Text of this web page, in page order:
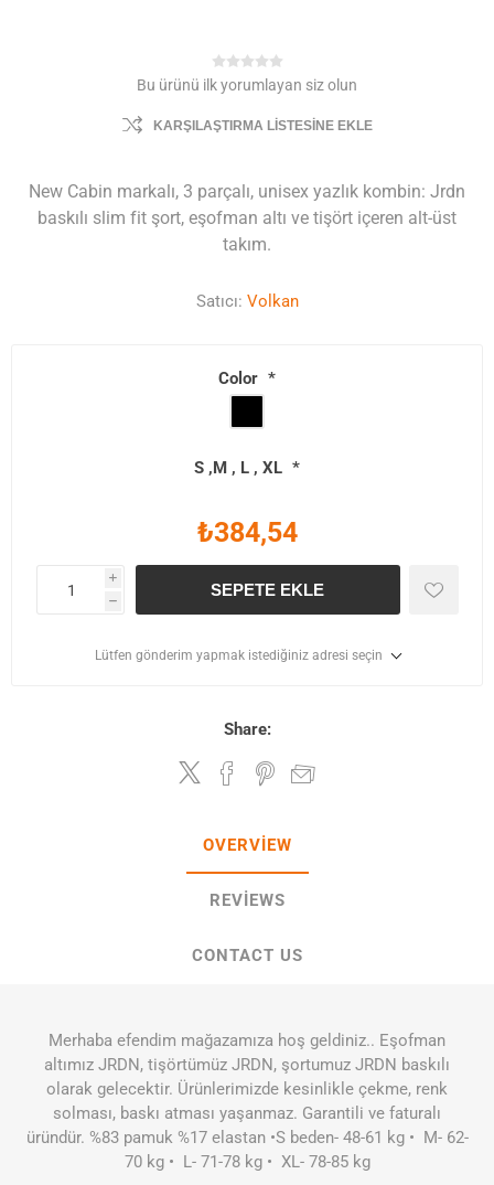
Bu ürünü ilk yorumlayan siz olun
KARŞILAŞTIRMA LISTESINE EKLE
New Cabin markalı, 3 parçalı, unisex yazlık kombin: Jrdn
baskılı slim fit şort, eşofman altı ve tişört içeren alt-üst
takım.
Satıcı: Volkan
Color *
S ,M , L , XL *
₺384,54
i
h
SEPETE EKLE
Lütfen gönderim yapmak istediğiniz adresi seçin
Share:
OVERVIEW
REVIEWS
CONTACT US
Merhaba efendim mağazamıza hoş geldiniz.. Eşofman
altımız JRDN, tişörtümüz JRDN, şortumuz JRDN baskılı
olarak gelecektir. Ürünlerimizde kesinlikle çekme, renk
solması, baskı atması yaşanmaz. Garantili ve faturalı
üründür. %83 pamuk %17 elastan •S beden- 48-61 kg • M- 62-
70 kg • L- 71-78 kg • XL- 78-85 kg